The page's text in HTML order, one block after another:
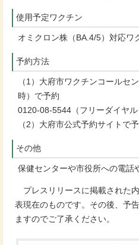
使用予定ワクチン
オミクロン株（BA.4/5）対応ワ
予約方法
（1）大府市ワクチンコールセ
時）で予約
0120-08-5544（フリーダイヤ
（2）大府市公式予約サイトで
その他
保健センターや市役所への電話
プレスリリースに掲載された
表現在のものです。その後、予
ますのでご了承ください。